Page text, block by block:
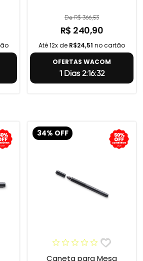
De R$ 366,53
R$ 240,90
Até 12x de R$24,51 no cartão
OFERTAS WACOM
1 Dias 2:16:31
34% OFF
Caneta para Mesa